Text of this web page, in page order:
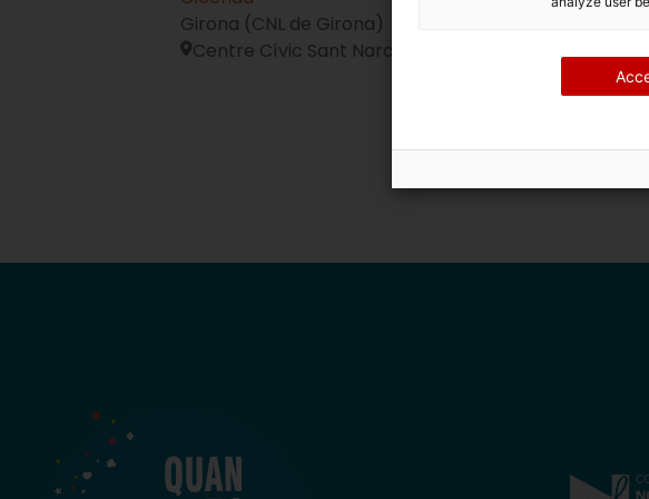
Girona (CNL de Girona)
Centre Cívic Sant Narcís